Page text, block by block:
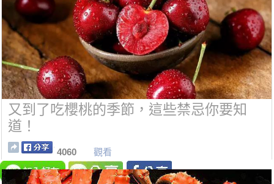
又到了吃櫻桃的季節，這些禁忌你要知
道！
4060 觀看